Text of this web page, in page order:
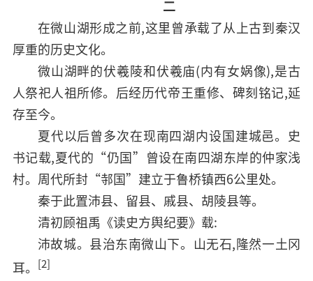
二
在微山湖形成之前,这里曾承载了从上古到秦汉
厚重的历史文化。
微山湖畔的伏羲陵和伏羲庙(内有女娲像),是古
人祭祀人祖所修。后经历代帝王重修、碑刻铭记,延
存至今。
夏代以后曾多次在现南四湖内设国建城邑。史
书记载,夏代的“仍国”曾设在南四湖东岸的仲家浅
村。周代所封“邿国”建立于鲁桥镇西6公里处。
秦于此置沛县、留县、戚县、胡陵县等。
清初顾祖禹《读史方舆纪要》载:
沛故城。县治东南微山下。山无石,隆然一土冈
耳。
[2]